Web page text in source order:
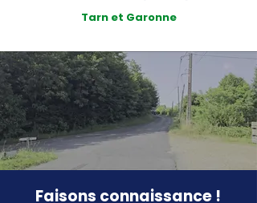
Tarn et Garonne
Faisons connaissance !